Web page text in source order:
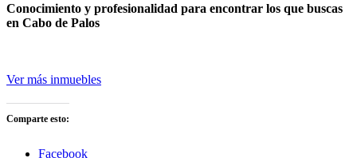
Conocimiento y profesionalidad para encontrar los que buscas
en Cabo de Palos
Ver más inmuebles
Comparte esto:
Facebook